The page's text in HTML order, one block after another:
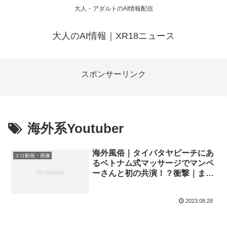
大人・アダルトのAI情報配信
大人のAI情報｜XR18ニュース
スポンサーリンク
海外系Youtuber
エロ動画・画像
海外風俗｜タイパタヤビーチにあ
るベトナム式マッサージでマンペ
ーさんと初の共演！？衝撃｜まも
2023.08.28